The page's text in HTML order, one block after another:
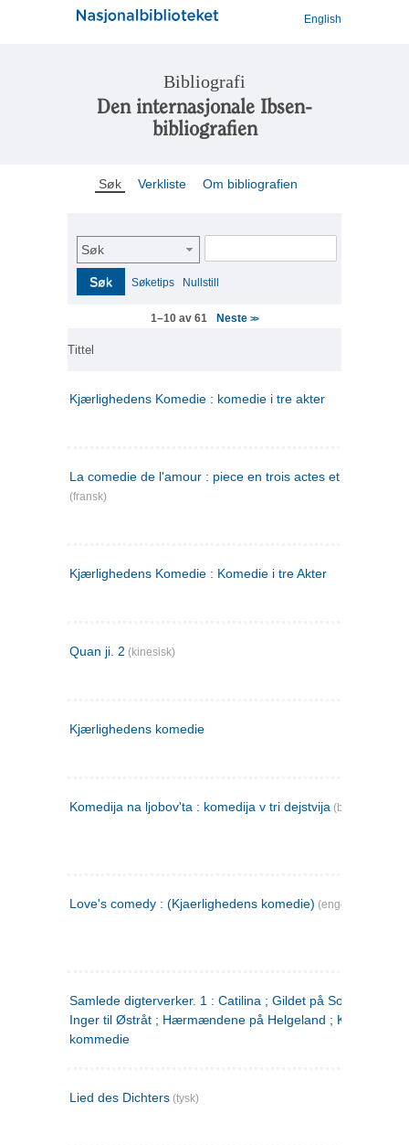
English
Bibliografi
Den internasjonale Ibsen-
bibliografien
Søk Verkliste Om bibliografien
Søk
Søk Søketips Nullstill
1–10 av 61 Neste>>
Tittel
Kjærlighedens Komedie : komedie i tre akter
La comedie de l'amour : piece en trois actes et en vers
(fransk)
Kjærlighedens Komedie : Komedie i tre Akter
Quan ji. 2 (kinesisk)
Kjærlighedens komedie
Komedija na ljobov'ta : komedija v tri dejstvija (bulgarsk)
Love's comedy : (Kjaerlighedens komedie) (engelsk)
Samlede digterverker. 1 : Catilina ; Gildet på Solhaug ; Fru
Inger til Østråt ; Hærmændene på Helgeland ;
kommedie
Lied des Dichters (tysk)